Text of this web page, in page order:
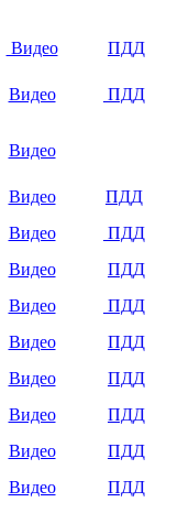
Видео
ПДД
Видео ПДД
Видео
Видео
ПДД
Видео
ПДД
Видео
ПДД
Видео
ПДД
Видео
ПДД
Видео
ПДД
Видео
ПДД
Видео
ПДД
Видео
ПДД